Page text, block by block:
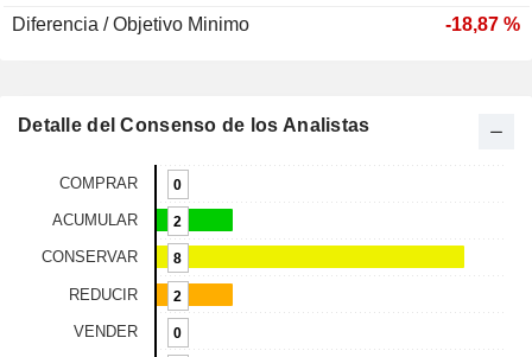
Diferencia / Objetivo Minimo
-18,87 %
Detalle del Consenso de los Analistas